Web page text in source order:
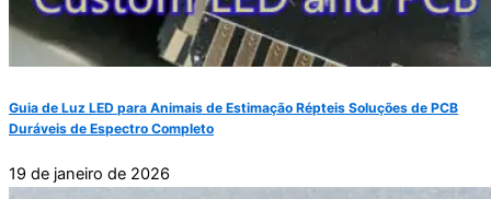
Guia de Luz LED para Animais de Estimação Répteis Soluções de PCB
Duráveis de Espectro Completo
19 de janeiro de 2026